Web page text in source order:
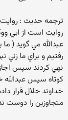
ترجمه حديث : روايت
روايت است از ابي
عبدالله مي گويد (
رفتيم و براي ما زني
نهي كردند سپس
كوتاه سپس عبدالله
خداوند حلال قرار
متجاوزين را دوست